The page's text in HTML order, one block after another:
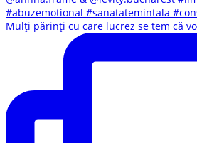
Mulți părinți cu care lucrez se tem că